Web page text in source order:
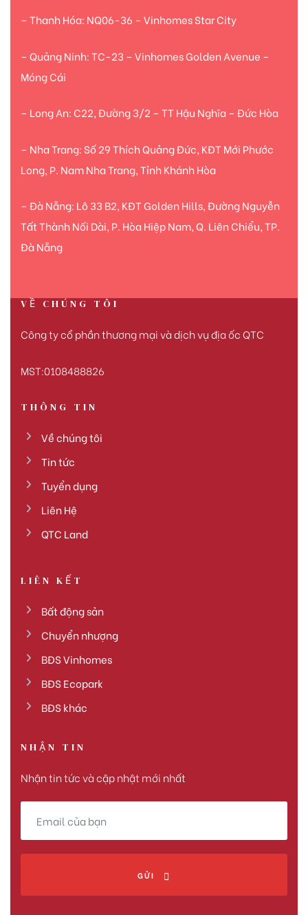
– Thanh Hóa: NQ06-36 – Vinhomes Star City
– Quảng Ninh: TC-23 – Vinhomes Golden Avenue –
Móng Cái
– Long An: C22, Đường 3/2 – TT Hậu Nghĩa – Đức Hòa
– Nha Trang: Số 29 Thích Quảng Đức, KĐT Mới Phước
Long, P. Nam Nha Trang, Tỉnh Khánh Hòa
– Đà Nẵng: Lô 33 B2, KĐT Golden Hills, Đường Nguyễn
Tất Thành Nối Dài, P. Hòa Hiệp Nam, Q. Liên Chiểu, TP.
Đà Nẵng
VỀ CHÚNG TÔI
Công ty cổ phần thương mại và dịch vụ địa ốc QTC
MST:0108488826
THÔNG TIN
Về chúng tôi
Tin tức
Tuyển dụng
Liên Hệ
QTC Land
LIÊN KẾT
Bất động sản
Chuyển nhượng
BĐS Vinhomes
BĐS Ecopark
BĐS khác
NHẬN TIN
Nhận tin tức và cập nhật mới nhất
GỬI